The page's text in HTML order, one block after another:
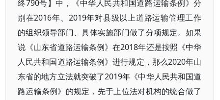
终790号】中，《中华人民共和国道路运输条例》分
别在2016年、2019年对县级以上道路运输管理工作
的组织领导部门、具体实施部门做了分项规定。如果
说《山东省道路运输条例》在2018年还是按照《中华
人民共和国道路运输条例》进行规定，那么2020年山
东省的地方立法就突破了2019年《中华人民共和国道
路运输条例》的规定，先于上位法对机构的统合做了